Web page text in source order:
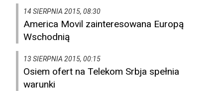
14 SIERPNIA 2015, 08:30
America Movil zainteresowana Europą
Wschodnią
13 SIERPNIA 2015, 00:15
Osiem ofert na Telekom Srbja spełnia
warunki